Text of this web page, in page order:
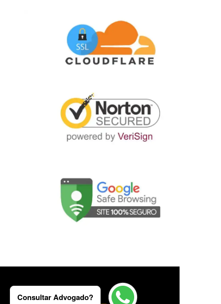
Consultar Advogado?